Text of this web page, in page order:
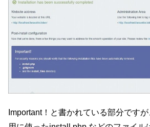
Important！と書かれている部分です